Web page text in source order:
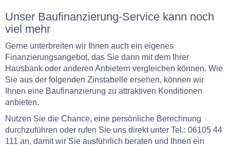
Unser Baufinanzierung-Service kann noch
viel mehr
Gerne unterbreiten wir Ihnen auch ein eigenes
Finanzierungsangebot, das Sie dann mit dem Ihrer
Hausbank oder anderen Anbietern vergleichen können. Wie
Sie aus der folgenden Zinstabelle ersehen, können wir
Ihnen eine Baufinanzierung zu attraktiven Konditionen
anbieten.
Nutzen Sie die Chance, eine persönliche Berechnung
durchzuführen oder rufen Sie uns direkt unter Tel.: 06105 44
111 an, damit wir Sie ausführlich beraten und Ihnen ein